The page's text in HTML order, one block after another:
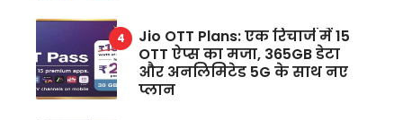
Jio OTT Plans: एक रिचार्ज में 15
OTT ऐप्स का मजा, 365GB डेटा
और अनलिमिटेड 5G के साथ नए
प्लान